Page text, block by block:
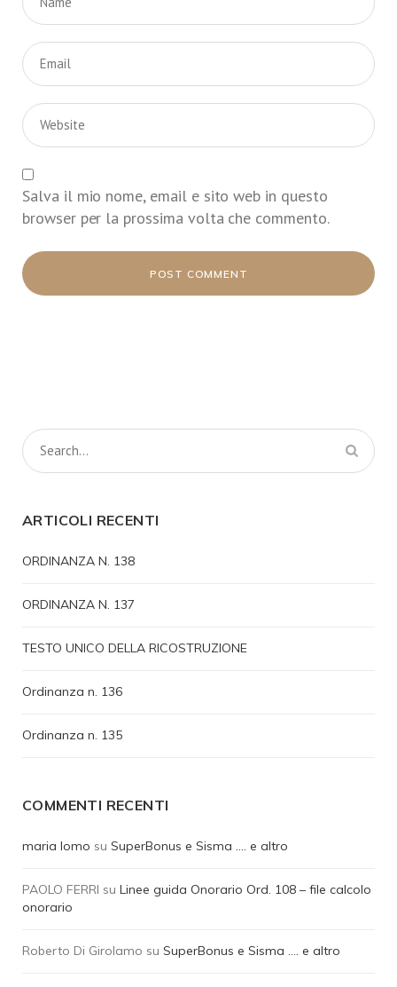
Salva il mio nome, email e sito web in questo
browser per la prossima volta che commento.
ARTICOLI RECENTI
ORDINANZA N. 138
ORDINANZA N. 137
TESTO UNICO DELLA RICOSTRUZIONE
Ordinanza n. 136
Ordinanza n. 135
COMMENTI RECENTI
maria lomo su SuperBonus e Sisma …. e altro
PAOLO FERRI su Linee guida Onorario Ord. 108 – file calcolo
onorario
Roberto Di Girolamo su SuperBonus e Sisma …. e altro